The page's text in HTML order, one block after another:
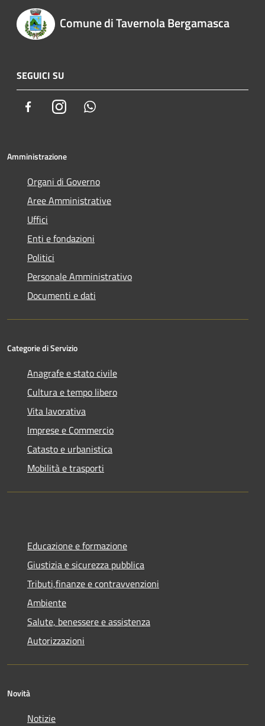
Comune di Tavernola Bergamasca
SEGUICI SU
FacebookInstagram
Amministrazione
Organi di Governo
Aree Amministrative
Uffici
Enti e fondazioni
Politici
Personale Amministrativo
Documenti e dati
Categorie di Servizio
Anagrafe e stato civile
Cultura e tempo libero
Vita lavorativa
Imprese e Commercio
Catasto e urbanistica
Mobilità e trasporti
Educazione e formazione
Giustizia e sicurezza pubblica
Tributi,finanze e contravvenzioni
Ambiente
Salute, benessere e assistenza
Autorizzazioni
Novità
Notizie